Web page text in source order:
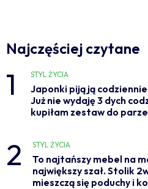
Najczęściej czytane
1 STYL ŻYCIA
Japonki piją ją
Już nie wydaję 3 dych
kupiłam zestaw do
2 STYL ŻYCIA
To najtańszy mebel na
największy szał. Stolik
mieszczą się poduchy i